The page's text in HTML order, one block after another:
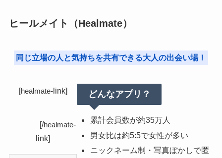
ヒールメイト（Healmate）
同じ立場の人と気持ちを共有できる大人の出会い場！
[healmate-link]
[/healmate-
link]
どんなアプリ？
累計会員数が約35万人
男女比は約5:5で女性が多い
ニックネーム制・写真ぼかしで匿